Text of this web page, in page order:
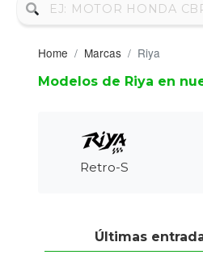
Nuevo
Neumáticos
Motores
Nuevos
Home Marcas Riya
Modelos de Riya en
Retro-S
Últimas